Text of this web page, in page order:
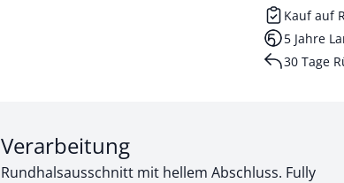
Kauf auf
5 Jahre
30 Tage
Abschnitt 2 von 3:
Verarbeitung
Rundhalsausschnitt mit hellem Abschluss. Fully